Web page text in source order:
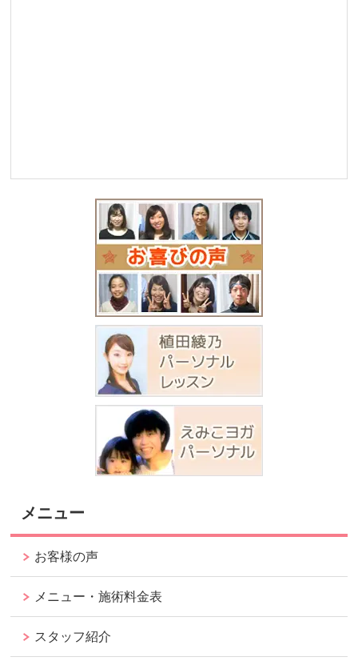
メニュー
お客様の声
メニュー・施術料金表
スタッフ紹介